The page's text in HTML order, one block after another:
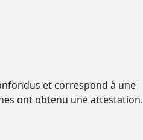
et correspond à une
ont obtenu une attestation.